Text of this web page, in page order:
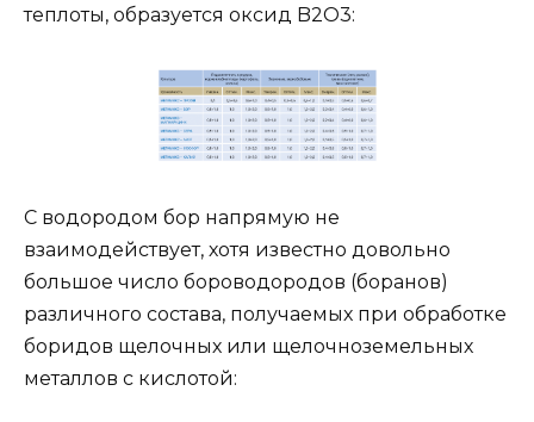
теплоты, образуется оксид B2O3:
С водородом бор напрямую не
взаимодействует, хотя известно довольно
большое число бороводородов (боранов)
различного состава, получаемых при обработке
боридов щелочных или щелочноземельных
металлов с кислотой: